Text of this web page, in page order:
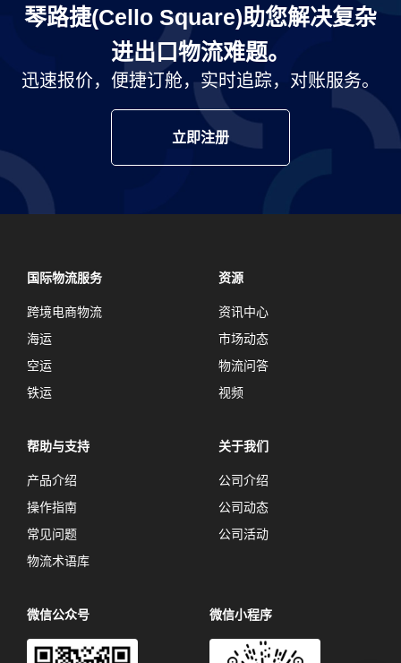
琴路捷(Cello Square)助您解决复杂
进出口物流难题。
迅速报价，便捷订舱，实时追踪，对账服务。
立即注册
国际物流服务
跨境电商物流
海运
空运
铁运
资源
资讯中心
市场动态
物流问答
视频
帮助与支持
产品介绍
操作指南
常见问题
物流术语库
关于我们
公司介绍
公司动态
公司活动
微信公众号 微信小程序